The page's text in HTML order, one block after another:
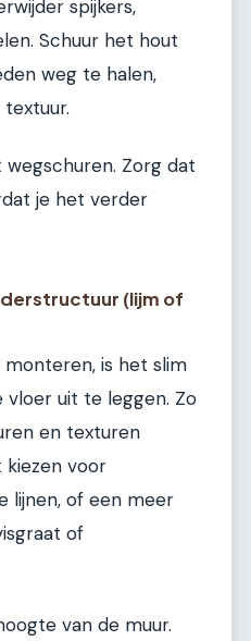
spijkers,
Schuur het hout
weg te halen,
Zorg dat
je het verder
(lijm of
is het slim
uit te leggen. Zo
en texturen
kiezen voor
lijnen, of een meer
of
van de muur.